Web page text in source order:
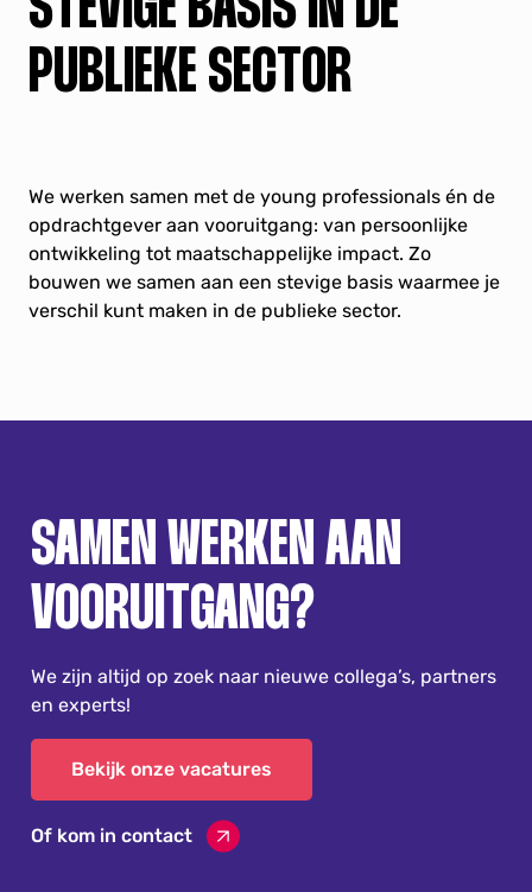
PUBLIEKE SECTOR
We werken samen met de young professionals én de
opdrachtgever aan vooruitgang: van persoonlijke
ontwikkeling tot maatschappelijke impact. Zo
bouwen we samen aan een stevige basis waarmee je
verschil kunt maken in de publieke sector.
SAMEN WERKEN AAN
VOORUITGANG?
We zijn altijd op zoek naar nieuwe collega’s, partners
en experts!
Bekijk onze vacatures
Of kom in contact